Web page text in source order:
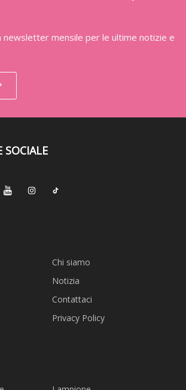
newsletter mensile per le ultime notizie e
SOCIALE
Chi siamo
Notizia
Contattaci
Privacy Policy